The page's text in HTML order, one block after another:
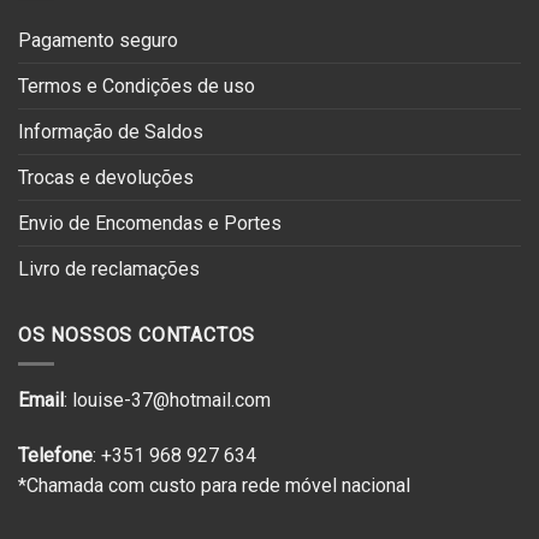
Pagamento seguro
Termos e Condições de uso
Informação de Saldos
Trocas e devoluções
Envio de Encomendas e Portes
Livro de reclamações
OS NOSSOS CONTACTOS
Email : louise-37@hotmail.com
Telefone: +351 968 927 634
*Chamada com custo para rede móvel nacional